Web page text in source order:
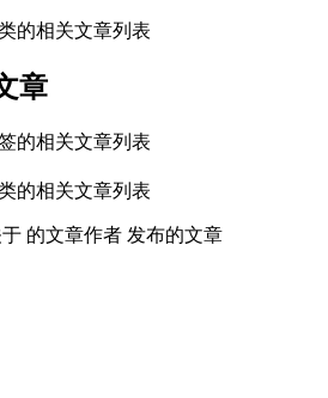
的相关文章列表
章
的相关文章列表
的相关文章列表
的文章作者 发布的文章